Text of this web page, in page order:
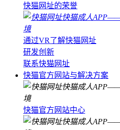
快猫网址的荣誉
通过VR了解快猫网址
研发创新
联系快猫网址
快猫官方网站与解决方案
快猫官方网站中心